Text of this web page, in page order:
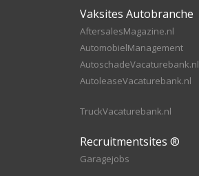
Vaksites Autobranche
AftersalesMagazine.nl
AutomobielManagement
AutoschadeVacaturebank.nl
AutoleaseVacaturebank.nl
TruckVacaturebank.nl
Recruitmentsites ®
Garagejobs